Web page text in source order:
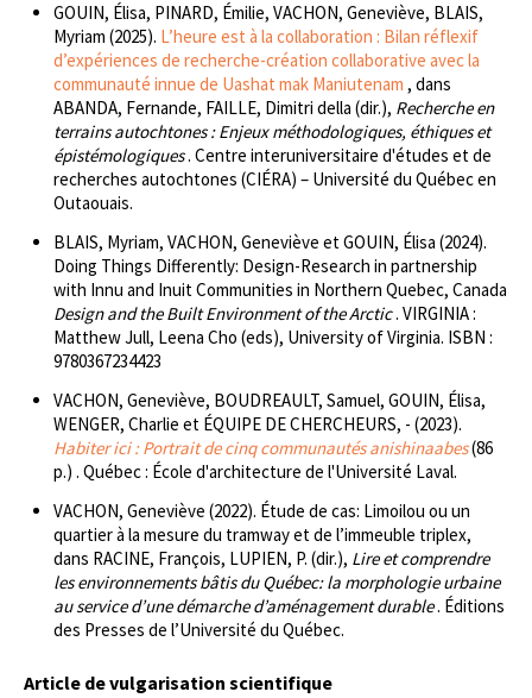
GOUIN, Élisa, PINARD, Émilie, VACHON, Geneviève, BLAIS,
Myriam (2025). L’heure est à la collaboration : Bilan réflexif
d’expériences de recherche-création collaborative avec la
communauté innue de Uashat mak Maniutenam , dans
ABANDA, Fernande, FAILLE, Dimitri della (dir.), Recherche en
terrains autochtones : Enjeux méthodologiques, éthiques et
épistémologiques. Centre interuniversitaire d'études et de
recherches autochtones (CIÉRA) – Université du Québec en
Outaouais.
BLAIS, Myriam, VACHON, Geneviève et GOUIN, Élisa (2024).
Doing Things Differently: Design-Research in partnership
with Innu and Inuit Communities in Northern Quebec, Canada
Design and the Built Environment of the Arctic. VIRGINIA :
Matthew Jull, Leena Cho (eds), University of Virginia. ISBN :
9780367234423
VACHON, Geneviève, BOUDREAULT, Samuel, GOUIN, Élisa,
WENGER, Charlie et ÉQUIPE DE CHERCHEURS, - (2023).
Habiter ici : Portrait de cinq communautés anishinaabes(86
p.) . Québec : École d'architecture de l'Université Laval.
VACHON, Geneviève (2022). Étude de cas: Limoilou ou un
quartier à la mesure du tramway et de l’immeuble triplex,
dans RACINE, François, LUPIEN, P. (dir.), Lire et comprendre
les environnements bâtis du Québec: la morphologie urbaine
au service d’une démarche d’aménagement durable. Éditions
des Presses de l’Université du Québec.
Article de vulgarisation scientifique